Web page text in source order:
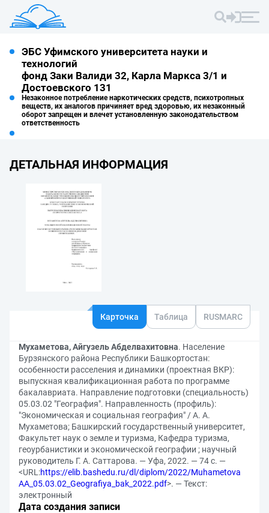
ЭБС Уфимского университета науки и
технологий
фонд Заки Валиди 32, Карла Маркса 3/1 и
Достоевского 131
Незаконное потребление наркотических средств, психотропных
веществ, их аналогов причиняет вред здоровью, их незаконный
оборот запрещен и влечет установленную законодательством
ответственность
ДЕТАЛЬНАЯ ИНФОРМАЦИЯ
Карточка Таблица RUSMARC
Мухаметова, Айгузель Абделвахитовна. Население
Бурзянского района Республики Башкортостан:
особенности расселения и динамики (проектная ВКР):
выпускная квалификационная работа по программе
бакалавриата. Направление подготовки (специальность)
05.03.02 "География". Направленность (профиль):
"Экономическая и социальная география" / А. А.
Мухаметова; Башкирский государственный университет,
Факультет наук о земле и туризма, Кафедра туризма,
геоурбанистики и экономической географии ; научный
руководитель Г. А. Саттарова. — Уфа, 2022. — 74 с. —
<URL:https://elib.bashedu.ru/dl/diplom/2022/Muhametova
AA_05.03.02_Geografiya_bak_2022.pdf>. — Текст:
электронный
Дата создания записи